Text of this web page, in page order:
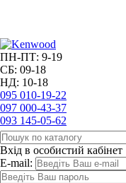
ПН-ПТ: 9-19
СБ: 09-18
НД: 10-18
095 010-19-22
097 000-43-37
093 145-05-62
Вхід в особистий кабінет
E-mail: